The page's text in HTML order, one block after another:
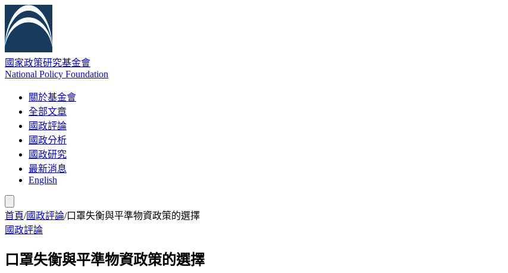
國家政策研究基金會
National Policy Foundation
關於基金會
全部文章
國政評論
國政分析
國政研究
最新消息
English
首頁/國政評論/口罩失衡與平準物資政策的選擇
國政評論
口罩失衡與平準物資政策的選擇